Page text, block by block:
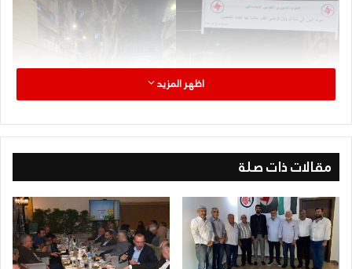
اظهر المزيد
مقالات ذات صلة